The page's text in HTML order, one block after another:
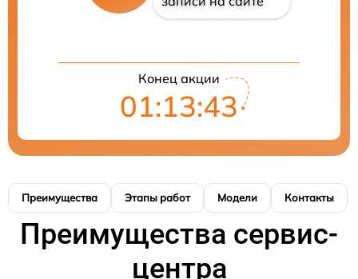
Конец акции
01:13:42
Преимущества Этапы работ Модели Контакты
Преимущества сервис-
центра